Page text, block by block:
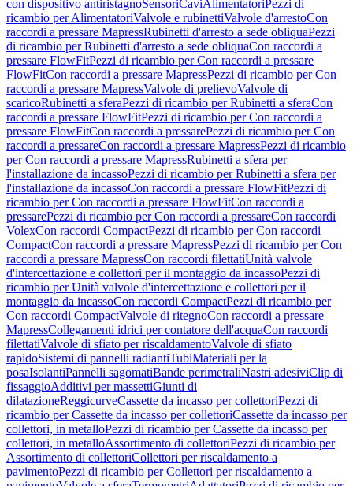
con dispositivo antiristagnoSensoriCaviAlimentatori Pezzi di
ricambio per AlimentatoriValvole e rubinettiValvole d'arrestoCon
raccordi a pressare MapressRubinetti d'arresto a sede obliquaPezzi
di ricambio per Rubinetti d'arresto a sede obliquaCon raccordi a
pressare FlowFitPezzi di ricambio per Con raccordi a pressare
FlowFitCon raccordi a pressare MapressPezzi di ricambio per Con
raccordi a pressare MapressValvole di prelievoValvole di
scaricoRubinetti a sferaPezzi di ricambio per Rubinetti a sferaCon
raccordi a pressare FlowFitPezzi di ricambio per Con raccordi a
pressare FlowFitCon raccordi a pressarePezzi di ricambio per Con
raccordi a pressareCon raccordi a pressare MapressPezzi di ricambio
per Con raccordi a pressare MapressRubinetti a sfera per
l'installazione da incassoPezzi di ricambio per Rubinetti a sfera per
l'installazione da incassoCon raccordi a pressare FlowFitPezzi di
ricambio per Con raccordi a pressare FlowFitCon raccordi a
pressarePezzi di ricambio per Con raccordi a pressareCon raccordi
VolexCon raccordi CompactPezzi di ricambio per Con raccordi
CompactCon raccordi a pressare MapressPezzi di ricambio per Con
raccordi a pressare MapressCon raccordi filettatiUnità valvole
d'intercettazione e collettori per il montaggio da incassoPezzi di
ricambio per Unità valvole d'intercettazione e collettori per il
montaggio da incassoCon raccordi CompactPezzi di ricambio per
Con raccordi CompactValvole di ritegnoCon raccordi a pressare
MapressCollegamenti idrici per contatore dell'acquaCon raccordi
filettatiValvole di sfiato per riscaldamentoValvole di sfiato
rapidoSistemi di pannelli radiantiTubiMateriali per la
posaIsolantiPannelli sagomatiBande perimetraliNastri adesiviClip di
fissaggioAdditivi per massettiGiunti di
dilatazioneReggicurveCassette da incasso per collettoriPezzi di
ricambio per Cassette da incasso per collettoriCassette da incasso per
collettori, in metalloPezzi di ricambio per Cassette da incasso per
collettori, in metalloAssortimento di collettoriPezzi di ricambio per
Assortimento di collettoriCollettori per riscaldamento a
pavimentoPezzi di ricambio per Collettori per riscaldamento a